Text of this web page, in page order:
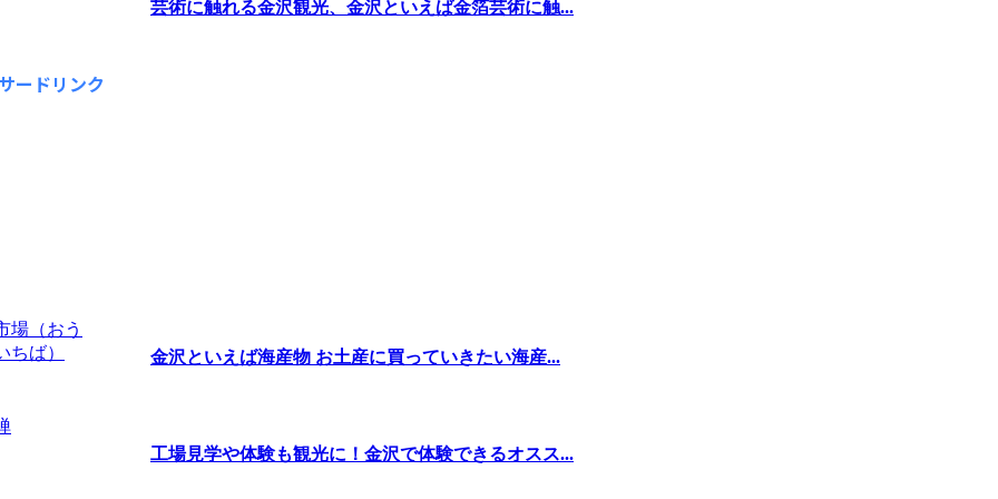
芸術に触れる金沢観光、金沢といえば金箔芸術に触...
ードリンク
金沢といえば海産物 お土産に買っていきたい海産...
工場見学や体験も観光に！金沢で体験できるオスス...